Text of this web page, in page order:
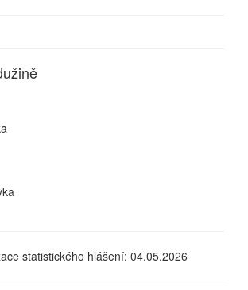
statistického hlášení: 04.05.2026